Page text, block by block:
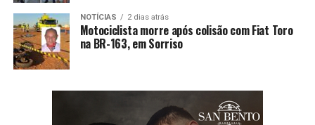
NOTÍCIAS 2 dias atrás
Motociclista morre após colisão com Fiat Toro
na BR-163, em Sorriso